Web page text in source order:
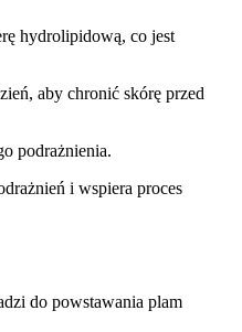
hydrolipidową, co jest
aby chronić skórę przed
podrażnienia.
i wspiera proces
do powstawania plam